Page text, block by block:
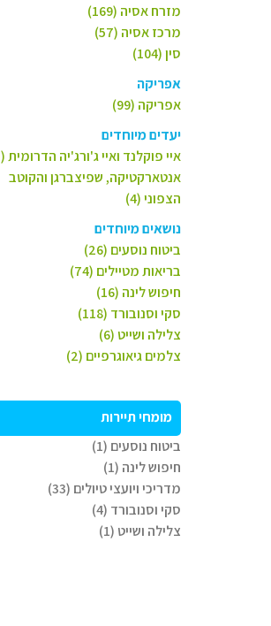
מזרח אסיה (169)
מרכז אסיה (57)
סין (104)
אפריקה
אפריקה (99)
יעדים מיוחדים
איי פוקלנד ואיי ג'ורג'יה הדרומית (2)
אנטארקטיקה, שפיצברגן והקוטב
הצפוני (4)
נושאים מיוחדים
ביטוח נוסעים (26)
בריאות מטיילים (74)
חיפוש לינה (16)
סקי וסנובורד (118)
צלילה ושייט (6)
צלמים גיאוגרפיים (2)
מומחי תיירות
ביטוח נוסעים (1)
חיפוש לינה (1)
מדריכי ויועצי טיולים (33)
סקי וסנובורד (4)
צלילה ושייט (1)